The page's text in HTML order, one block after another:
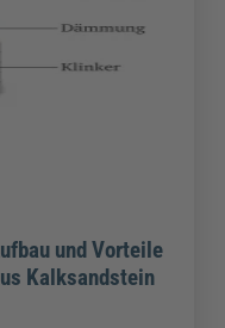
und Vorteile
Kalksandstein